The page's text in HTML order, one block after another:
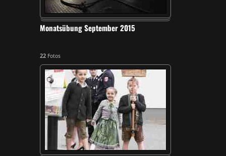
Monatsübung September 2015
22 Fotos